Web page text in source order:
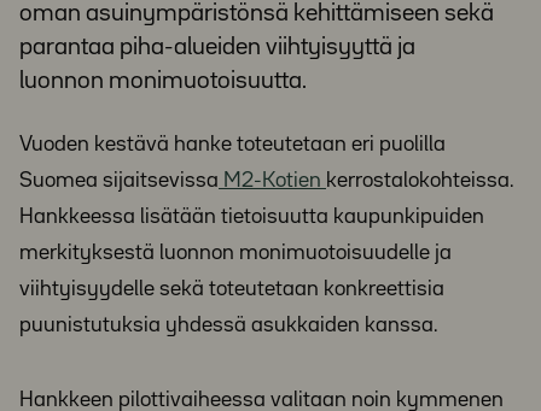
oman asuinympäristönsä kehittämiseen sekä
parantaa piha-alueiden viihtyisyyttä ja
luonnon monimuotoisuutta.
Vuoden kestävä hanke toteutetaan eri puolilla
Suomea sijaitsevissa M2-Kotien kerrostalokohteissa.
Hankkeessa lisätään tietoisuutta kaupunkipuiden
merkityksestä luonnon monimuotoisuudelle ja
viihtyisyydelle sekä toteutetaan konkreettisia
puunistutuksia yhdessä asukkaiden kanssa.
Hankkeen pilottivaiheessa valitaan noin kymmenen